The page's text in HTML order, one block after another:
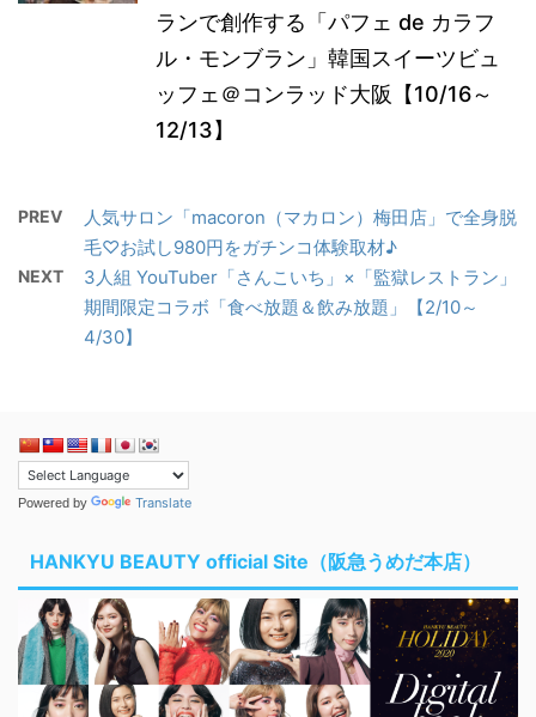
ランで創作する「パフェ de カラフ
ル・モンブラン」韓国スイーツビュ
ッフェ＠コンラッド大阪【10/16～
12/13】
PREV
人気サロン「macoron（マカロン）梅田店」で全身脱
毛♡お試し980円をガチンコ体験取材♪
NEXT
3人組 YouTuber「さんこいち」×「監獄レストラン」
期間限定コラボ「食べ放題＆飲み放題」【2/10～
4/30】
Powered by Translate
HANKYU BEAUTY official Site（阪急うめだ本店）